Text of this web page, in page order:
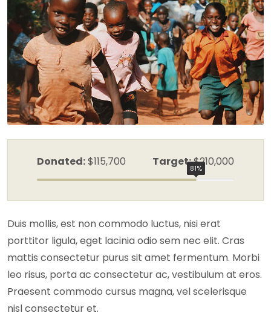
Donated:$115,700 Target:$210,000
81%
Duis mollis, est non commodo luctus, nisi erat
porttitor ligula, eget lacinia odio sem nec elit. Cras
mattis consectetur purus sit amet fermentum. Morbi
leo risus, porta ac consectetur ac, vestibulum at eros.
Praesent commodo cursus magna, vel scelerisque
nisl consectetur et.